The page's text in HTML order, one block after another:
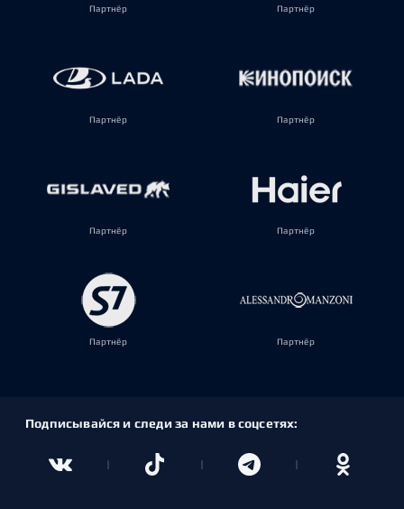
Партнёр Партнёр
Партнёр Партнёр
Партнёр Партнёр
Партнёр Партнёр
Подписывайся и следи за нами в соцсетях: